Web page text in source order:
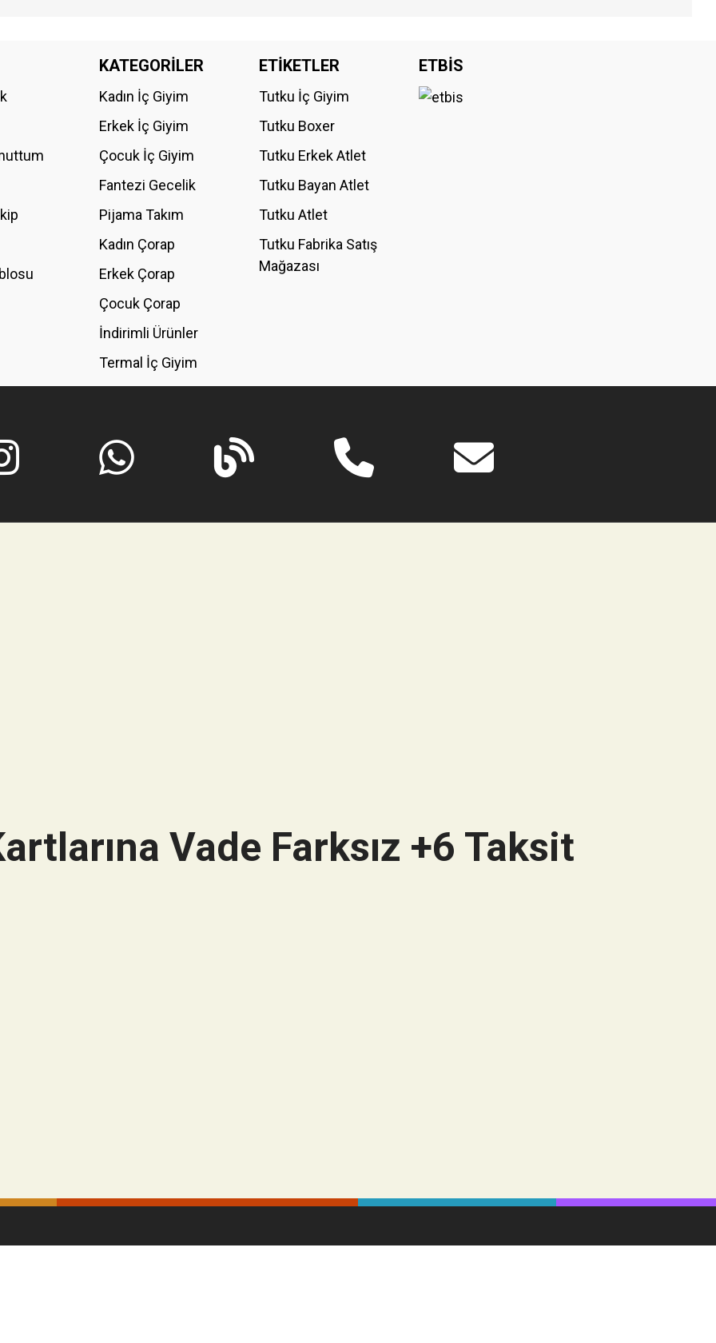
Bu ürüne ilk yorumu siz yapın!
KATEGORİLER
Kadın İç Giyim
Erkek İç Giyim
Çocuk İç Giyim
Fantezi Gecelik
Pijama Takım
Kadın Çorap
Erkek Çorap
Çocuk Çorap
İndirimli Ürünler
Termal İç Giyim
ETİKETLER
Tutku İç Giyim
Tutku Boxer
Tutku Erkek Atlet
Tutku Bayan Atlet
Tutku Atlet
Tutku Fabrika Satış
Mağazası
ETBİS
Vade Farksız +6 Taksit